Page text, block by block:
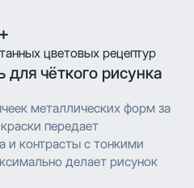
цветовых рецептур
для чёткого рисунка
металлических форм за
передает
и контрасты с тонкими
делает рисунок